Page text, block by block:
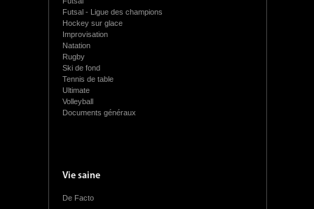
Futsal - Ligue des champions
Hockey sur glace
Improvisation
Natation
Rugby
Ski de fond
Tennis de table
Ultimate
Volleyball
Documents généraux
Vie saine
De Facto